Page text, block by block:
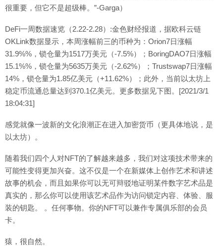
很重要，但它不是超级棒。”-Garga）
DeFi一周数据速览（2.22-2.28）:金色财经报道，据欧科云链
OKLink数据显示，本周涨幅前三的币种为：Orion7日涨幅
31.9%%，锁仓量为1517万美元（-7.5%）；BoringDAO7日涨幅
15.1%%，锁仓量为5635万美元（-2.62%）；Trustswap7日涨幅
14%，锁仓量为1.85亿美元（+11.62%）；此外，当前以太坊上
稳定币流通总量达到370.1亿美元。更多数据见下图。[2021/3/1
18:04:31]
感觉就像一波新的文化浪潮正在进入加密货币（更具体地说，是
以太坊）。
随着我们四个人对NFT的了解越来越多，我们对这项技术带来的
可能性变得更加兴奋。这不仅是一个在新媒体上创作艺术和讲述
故事的机会，而且如果你可以无可辩驳地证明某件数字艺术品是
真实的，那么你可以使用该艺术品作为访问锁定内容、体验、服
装的钥匙。 。任何事物。你的NFT可以兼作专属俱乐部的会员
卡。
猿，很自然。